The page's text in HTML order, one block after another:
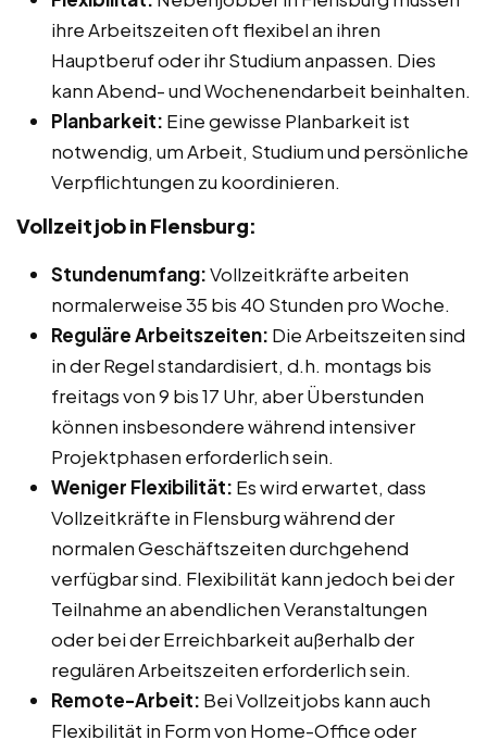
ihre Arbeitszeiten oft flexibel an ihren
Hauptberuf oder ihr Studium anpassen. Dies
kann Abend- und Wochenendarbeit beinhalten.
Planbarkeit: Eine gewisse Planbarkeit ist
notwendig, um Arbeit, Studium und persönliche
Verpflichtungen zu koordinieren.
Vollzeitjob in Flensburg:
Stundenumfang:Vollzeitkräfte arbeiten
normalerweise 35 bis 40 Stunden pro Woche.
Reguläre Arbeitszeiten: Die Arbeitszeiten sind
in der Regel standardisiert, d.h. montags bis
freitags von 9 bis 17 Uhr, aber Überstunden
können insbesondere während intensiver
Projektphasen erforderlich sein.
Weniger Flexibilität: Es wird erwartet, dass
Vollzeitkräfte in Flensburg während der
normalen Geschäftszeiten durchgehend
verfügbar sind. Flexibilität kann jedoch bei der
Teilnahme an abendlichen Veranstaltungen
oder bei der Erreichbarkeit außerhalb der
regulären Arbeitszeiten erforderlich sein.
Remote-Arbeit: Bei Vollzeitjobs kann auch
Flexibilität in Form von Home-Office oder